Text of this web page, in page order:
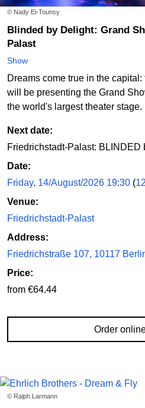
© Nady El-Tounsy
Blinded by Delight: Grand Show at Friedrichstadt-
Palast
Show
Dreams come true in the
will be presenting the Grand
the world's largest theater stage.
Next date:
Friedrichstadt-Palast:
Date:
Friday, 14/August/2026 19:30 (
Venue:
Friedrichstadt-Palast
Address:
Friedrichstraße 107, 10117
Price:
from €64.44
Order
© Ralph Larmann